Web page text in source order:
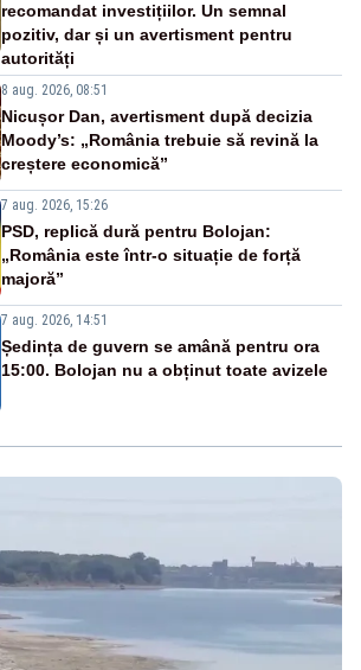
recomandat investițiilor. Un semnal
pozitiv, dar și un avertisment pentru
autorități
8 aug. 2026, 08:51
Nicușor Dan, avertisment după decizia
Moody’s: „România trebuie să revină la
creștere economică”
7 aug. 2026, 15:26
PSD, replică dură pentru Bolojan:
„România este într-o situație de forță
majoră”
7 aug. 2026, 14:51
Ședința de guvern se amână pentru ora
15:00. Bolojan nu a obținut toate avizele